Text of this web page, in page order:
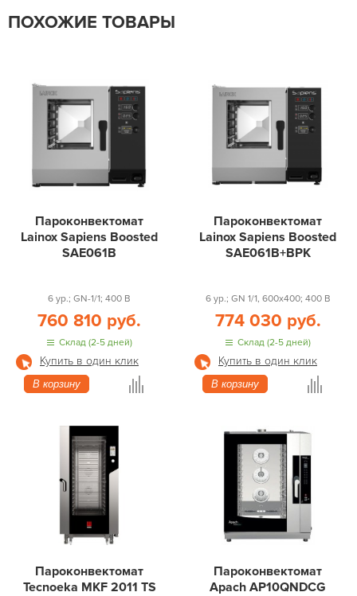
ПОХОЖИЕ ТОВАРЫ
Пароконвектомат
Lainox Sapiens Boosted
SAE061B
6 ур.; GN-1/1; 400 В
760 810 руб.
Склад (2-5 дней)
Купить в один клик
В корзину
Пароконвектомат
Lainox Sapiens Boosted
SAE061B+BPK
6 ур.; GN 1/1, 600x400; 400 В
774 030 руб.
Склад (2-5 дней)
Купить в один клик
В корзину
Пароконвектомат
Tecnoeka MKF 2011 TS
Пароконвектомат
Apach AP10QNDCG